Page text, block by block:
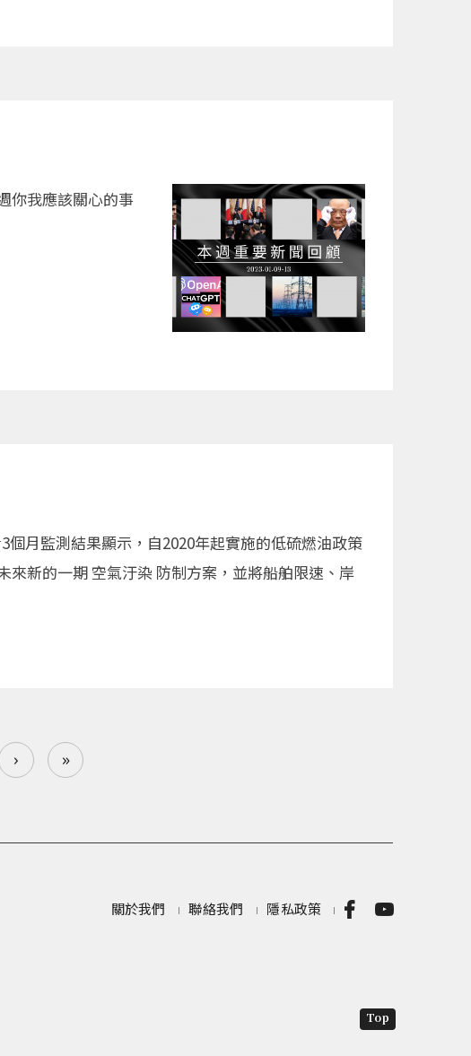
你我應該關心的事
月監測結果顯示，自2020年起實施的低硫燃油政策
新的一期 空氣汙染 防制方案，並將船舶限速、岸
› »
關於我們 聯絡我們 隱私政策
Top